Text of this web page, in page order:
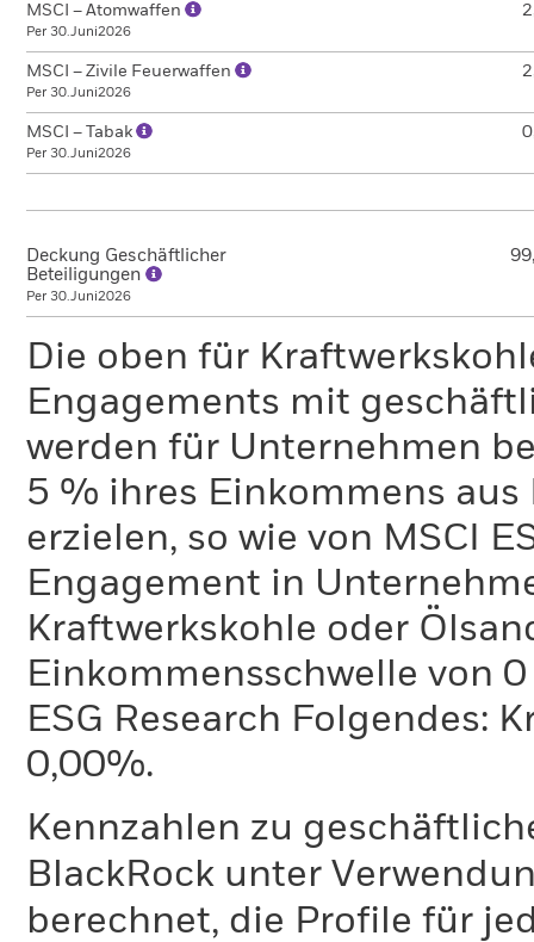
MSCI – Atomwaffen
Per 30.Juni2026
MSCI – Zivile Feuerwaffen
Per 30.Juni2026
MSCI – Tabak
Per 30.Juni2026
Deckung Geschäftlicher
Beteiligungen
Per 30.Juni2026
Die oben für
Engagements mit
werden für Unternehmen
5 % ihres Einkommens
erzielen, so wie von MSCI
Engagement in
Kraftwerkskohle oder
Einkommensschwelle von
ESG Research Folgendes:
0,00%.
Kennzahlen zu
BlackRock unter
berechnet, die Profile für